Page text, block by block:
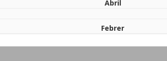
Abril
Febrer